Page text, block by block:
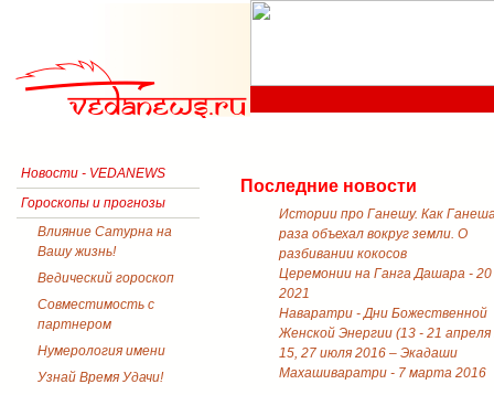
Последние новости
Истории про Ганешу. Как
раза объехал вокруг земли. О
разбивании кокосов
Церемонии на Ганга Дашара -
2021
Наваратри - Дни Божественной
Женской Энергии (13 - 21 апреля
15, 27 июля 2016 – Экадаши
Махашиваратри - 7 марта 2016
Новости - VEDANEWS
Гороскопы и прогнозы
Влияние Сатурна на
Вашу жизнь!
Ведический гороскоп
Совместимость с
партнером
Нумерология имени
Узнай Время Удачи!